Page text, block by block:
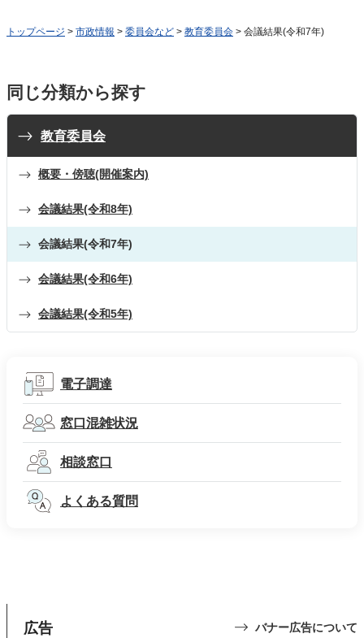
トップページ > 市政情報 > 委員会など > 教育委員会 > 会議結果(令和7年)
同じ分類から探す
教育委員会
概要・傍聴(開催案内)
会議結果(令和8年)
会議結果(令和7年)
会議結果(令和6年)
会議結果(令和5年)
電子調達
窓口混雑状況
相談窓口
よくある質問
広告 バナー広告について